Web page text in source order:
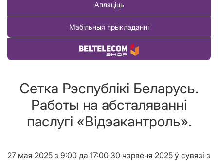
Аплаціць
Мабільныя прыкладанні
Купіць тавар
Сетка Рэспублiкi Беларусь.
Работы на абсталяваннi
паслугi «Вiдэакантроль».
27 мая 2025 з 9:00 да 17:00 30 чэрвеня 2025 ў сувязі з